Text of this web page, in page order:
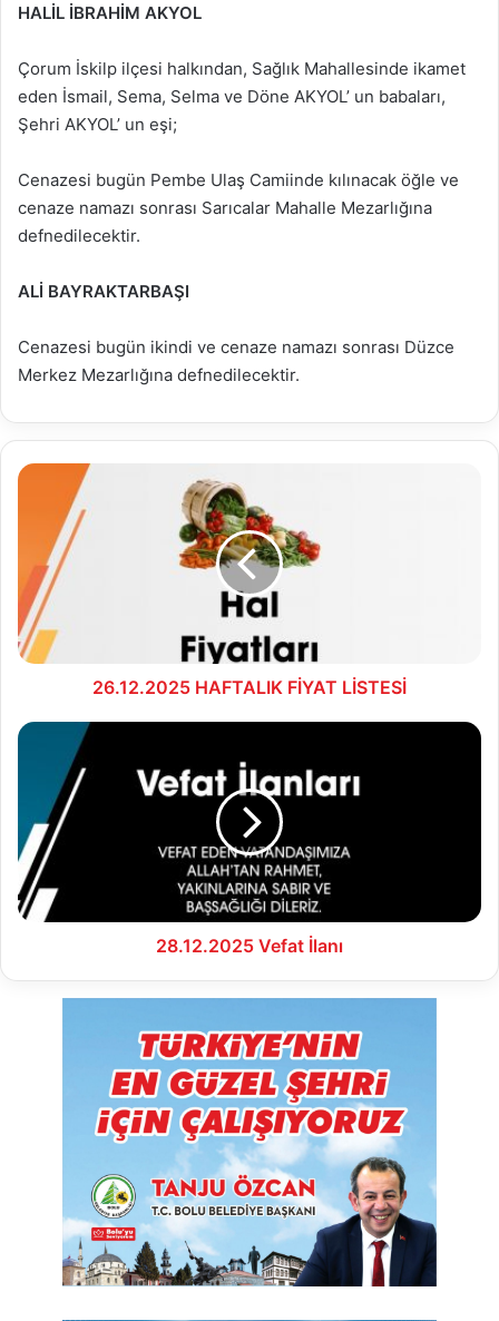
HALİL İBRAHİM AKYOL
Çorum İskilp ilçesi halkından, Sağlık Mahallesinde ikamet
eden İsmail, Sema, Selma ve Döne AKYOL’ un babaları,
Şehri AKYOL’ un eşi;
Cenazesi bugün Pembe Ulaş Camiinde kılınacak öğle ve
cenaze namazı sonrası Sarıcalar Mahalle Mezarlığına
defnedilecektir.
ALİ BAYRAKTARBAŞI
Cenazesi bugün ikindi ve cenaze namazı sonrası Düzce
Merkez Mezarlığına defnedilecektir.
26.12.2025
HAFTALIK
LİSTESİ
26.12.2025 HAFTALIK FİYAT LİSTESİ
28.12.2025
28.12.2025 Vefat İlanı